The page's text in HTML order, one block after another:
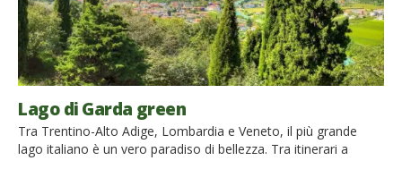
Lago di Garda green
Tra Trentino-Alto Adige, Lombardia e Veneto, il più grande
lago italiano è un vero paradiso di bellezza. Tra itinerari a